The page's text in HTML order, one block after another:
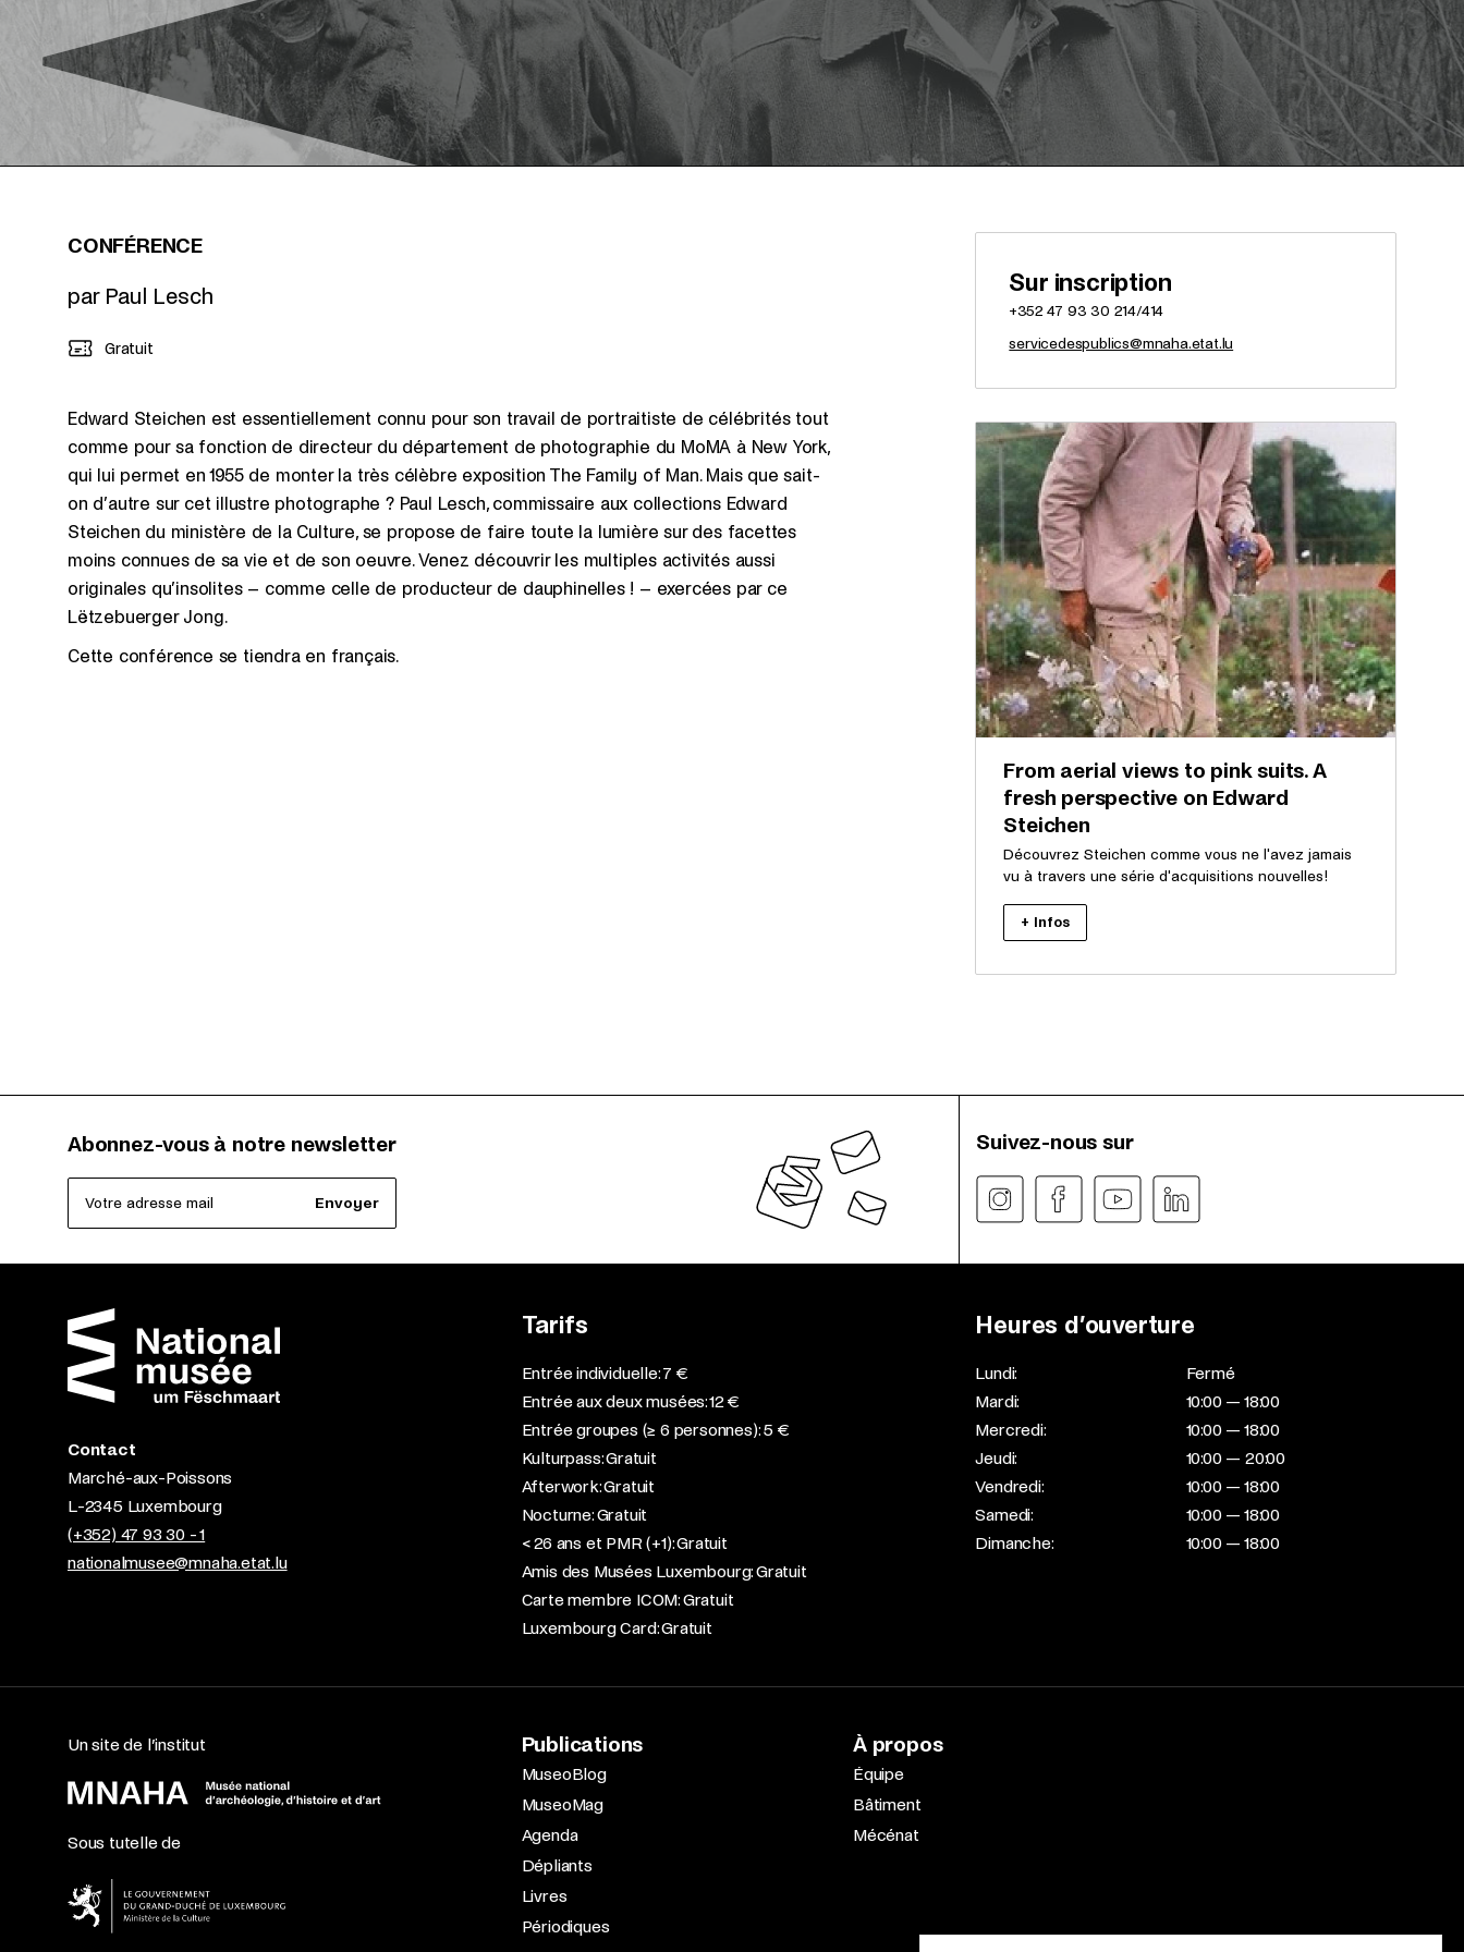
CONFÉRENCE
par Paul Lesch
Gratuit
Edward Steichen est essentiellement connu pour son travail de portraitiste de célébrités tout
comme pour sa fonction de directeur du département de photographie du MoMA à New York,
qui lui permet en 1955 de monter la très célèbre exposition The Family of Man. Mais que sait-
on d’autre sur cet illustre photographe ? Paul Lesch, commissaire aux collections Edward
Steichen du ministère de la Culture, se propose de faire toute la lumière sur des facettes
moins connues de sa vie et de son oeuvre. Venez découvrir les multiples activités aussi
originales qu’insolites – comme celle de producteur de dauphinelles ! – exercées par ce
Lëtzebuerger Jong.
Cette conférence se tiendra en français.
Sur inscription
+352 47 93 30 214/414
servicedespublics@mnaha.etat.lu
From aerial views to pink suits. A
fresh perspective on Edward
Steichen
Découvrez Steichen comme vous ne l'avez jamais
vu à travers une série d'acquisitions nouvelles!
+ Infos
Abonnez-vous à notre newsletter
Votre adresse mail Envoyer
Suivez-nous sur
Contact
Marché-aux-Poissons
L-2345 Luxembourg
(+352) 47 93 30 - 1
nationalmusee@mnaha.etat.lu
Tarifs
Entrée individuelle: 7 €
Entrée aux deux musées: 12 €
Entrée groupes (≥ 6 personnes): 5 €
Kulturpass: Gratuit
Afterwork: Gratuit
Nocturne: Gratuit
< 26 ans et PMR (+1): Gratuit
Amis des Musées Luxembourg: Gratuit
Carte membre ICOM: Gratuit
Luxembourg Card: Gratuit
Heures d’ouverture
Lundi:
Fermé
Mardi:
10:00 — 18:00
Mercredi:
10:00 — 18:00
Jeudi:
10:00 — 20:00
Vendredi:
10:00 — 18:00
Samedi:
10:00 — 18:00
Dimanche:
10:00 — 18:00
Un site de l’institut
Sous tutelle de
Publications
MuseoBlog
MuseoMag
Agenda
Dépliants
Livres
Périodiques
À propos
Équipe
Bâtiment
Mécénat